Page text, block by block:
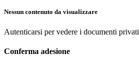
Nessun contenuto da visualizzare
Autenticarsi per vedere i documenti privati
Conferma adesione